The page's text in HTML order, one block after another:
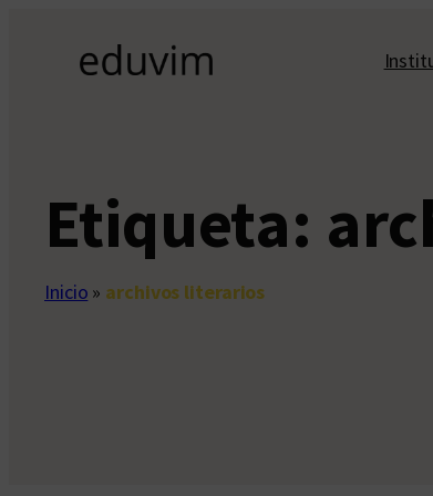
contenido
Etiqueta:
Inicio » archivos literarios